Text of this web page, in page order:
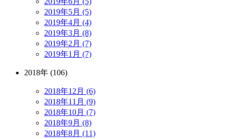
2019年5月 (5)
2019年4月 (4)
2019年3月 (8)
2019年2月 (7)
2019年1月 (7)
2018年 (106)
2018年12月 (6)
2018年11月 (9)
2018年10月 (7)
2018年9月 (8)
2018年8月 (11)